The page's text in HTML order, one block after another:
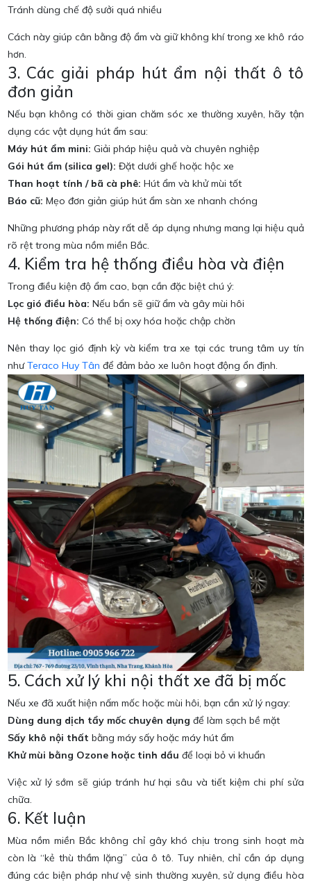
Tránh dùng chế độ sưởi quá nhiều
Cách này giúp cân bằng độ ẩm và giữ không khí trong xe khô ráo
hơn.
3. Các giải pháp hút ẩm nội thất ô tô
đơn giản
Nếu bạn không có thời gian chăm sóc xe thường xuyên, hãy tận
dụng các vật dụng hút ẩm sau:
Máy hút ẩm mini: Giải pháp hiệu quả và chuyên nghiệp
Gói hút ẩm (silica gel): Đặt dưới ghế hoặc hộc xe
Than hoạt tính / bã cà phê: Hút ẩm và khử mùi tốt
Báo cũ: Mẹo đơn giản giúp hút ẩm sàn xe nhanh chóng
Những phương pháp này rất dễ áp dụng nhưng mang lại hiệu quả
rõ rệt trong mùa nồm miền Bắc.
4. Kiểm tra hệ thống điều hòa và điện
Trong điều kiện độ ẩm cao, bạn cần đặc biệt chú ý:
Lọc gió điều hòa: Nếu bẩn sẽ giữ ẩm và gây mùi hôi
Hệ thống điện: Có thể bị oxy hóa hoặc chập chờn
Nên thay lọc gió định kỳ và kiểm tra xe tại các trung tâm uy tín
nhưTeraco Huy Tân để đảm bảo xe luôn hoạt động ổn định.
5. Cách xử lý khi nội thất xe đã bị mốc
Nếu xe đã xuất hiện nấm mốc hoặc mùi hôi, bạn cần xử lý ngay:
Dùng dung dịch tẩy mốc chuyên dụng để làm sạch bề mặt
Sấy khô nội thất bằng máy sấy hoặc máy hút ẩm
Khử mùi bằng Ozone hoặc tinh dầu để loại bỏ vi khuẩn
Việc xử lý sớm sẽ giúp tránh hư hại sâu và tiết kiệm chi phí sửa
chữa.
6. Kết luận
Mùa nồm miền Bắckhông chỉ gây khó chịu trong sinh hoạt mà
còn là “kẻ thù thầm lặng” của ô tô. Tuy nhiên, chỉ cần áp dụng
đúng các biện pháp như vệ sinh thường xuyên, sử dụng điều hòa